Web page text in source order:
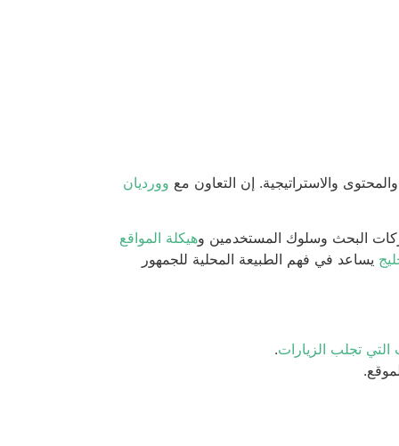
والاستراتيجية. إن التعاون مع وورديان
البحث وسلوك المستخدمين وهيكلة المواقع
يساعد في فهم الطبيعة المحلية للجمهور
تجلب الزيارات.